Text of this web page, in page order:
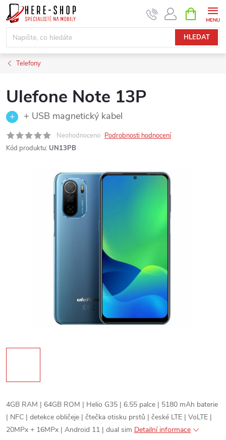
Přejít
na
obsah
HLEDAT
NÁKUPNÍ
KOŠÍK
Telefony
Ulefone Note 13P
+ USB magnetický kabel
Neohodnoceno Podrobnosti hodnocení
Kód produktu: UN13PB
4GB RAM | 64GB ROM | Helio G35 | 6.55 palce | 5180 mAh baterie
| NFC | detekce obličeje | čtečka otisku prstů | české LTE | VoLTE |
20MPx + 16MPx | Android 11 | dual sim Detailní informace